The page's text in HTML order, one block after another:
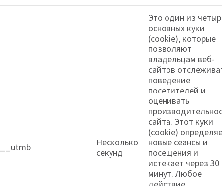
__utmb
Несколько
секунд
Это один из
основных куки
(cookie), которые
позволяют
владельцам веб-
сайтов
поведение
посетителей и
оценивать
сайта. Этот куки
(cookie)
новые сеансы и
посещения и
истекает через 30
минут. Любое